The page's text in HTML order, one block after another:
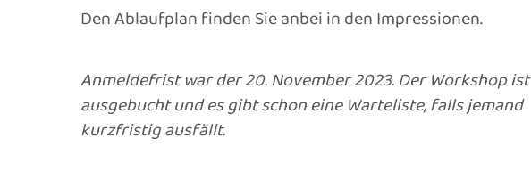
Den Ablaufplan finden Sie anbei in den Impressionen.
Anmeldefrist war der 20. November 2023. Der Workshop ist
ausgebucht und es gibt schon eine Warteliste, falls jemand
kurzfristig ausfällt.